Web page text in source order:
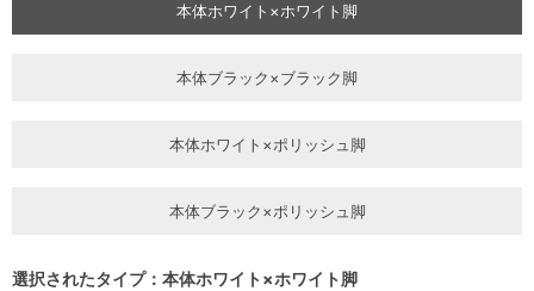
本体ホワイト×ホワイト脚
本体ブラック×ブラック脚
本体ホワイト×ポリッシュ脚
本体ブラック×ポリッシュ脚
選択されたタイプ：本体ホワイト×ホワイト脚